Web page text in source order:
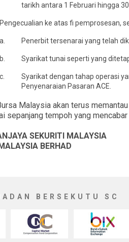
tarikh antara 1 Februari hingga
Pengecualian ke atas fi pemprosesan,
a. Penerbit tersenarai yang telah
b. Syarikat tunai seperti yang
c.
Syarikat dengan tahap operasi
Penyenaraian Pasaran ACE.
Malaysia akan terus
sepanjang tempoh yang mencabar
SEKURITI MALAYSIA
BERHAD
BERSEKUTU SC